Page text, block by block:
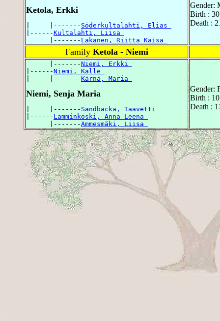
Ketola, Erkki
|     |------- Söderkultalahti, Elias
|------Kultalahti, Liisa
      |-------
Lakanen, Riitta Kaisa
Gender:
Birth :
Death :
Family Ketola - Niemi
      |-------
Niemi, Erkki
|------Niemi, Kalle
|     |-------Kärnä, Maria
Niemi, Senja Maria
|     |------- Sandbacka, Taavetti
|------ Lamminkoski, Anna Leena
      |-------
Ammesmäki, Liisa
Gender:
Birth :
Death :